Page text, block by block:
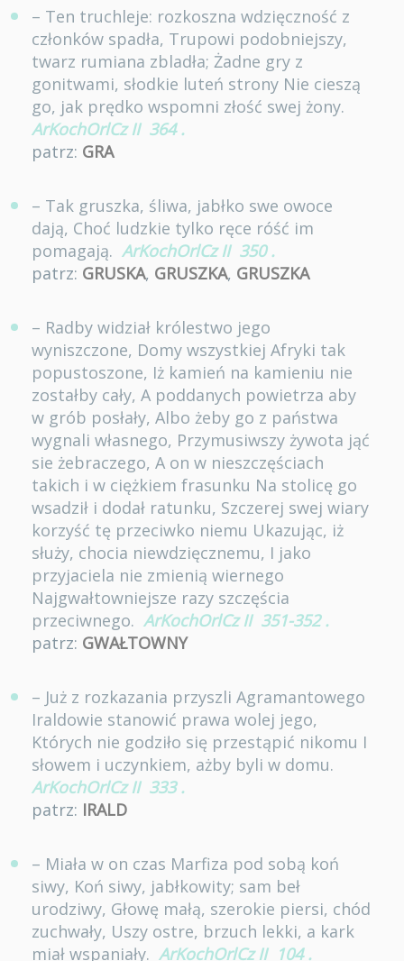
– Ten truchleje: rozkoszna wdzięczność z
członków spadła, Trupowi podobniejszy,
twarz rumiana zbladła; Żadne gry z
gonitwami, słodkie luteń strony Nie cieszą
go, jak prędko wspomni złość swej żony.
ArKochOrlCz II 364 .
patrz: GRA
– Tak gruszka, śliwa, jabłko swe owoce
dają, Choć ludzkie tylko ręce róść im
pomagają. ArKochOrlCz II 350 .
patrz: GRUSKA, GRUSZKA, GRUSZKA
– Radby widział królestwo jego
wyniszczone, Domy wszystkiej Afryki tak
popustoszone, Iż kamień na kamieniu nie
zostałby cały, A poddanych powietrza aby
w grób posłały, Albo żeby go z państwa
wygnali własnego, Przymusiwszy żywota jąć
sie żebraczego, A on w nieszczęściach
takich i w ciężkiem frasunku Na stolicę go
wsadził i dodał ratunku, Szczerej swej wiary
korzyść tę przeciwko niemu Ukazując, iż
służy, chocia niewdzięcznemu, I jako
przyjaciela nie zmienią wiernego
Najgwałtowniejsze razy szczęścia
przeciwnego. ArKochOrlCz II 351-352 .
patrz: GWAŁTOWNY
– Już z rozkazania przyszli Agramantowego
Iraldowie stanowić prawa wolej jego,
Których nie godziło się przestąpić nikomu I
słowem i uczynkiem, ażby byli w domu.
ArKochOrlCz II 333 .
patrz: IRALD
– Miała w on czas Marfiza pod sobą koń
siwy, Koń siwy, jabłkowity; sam beł
urodziwy, Głowę małą, szerokie piersi, chód
zuchwały, Uszy ostre, brzuch lekki, a kark
miał wspaniały. ArKochOrlCz II 104 .